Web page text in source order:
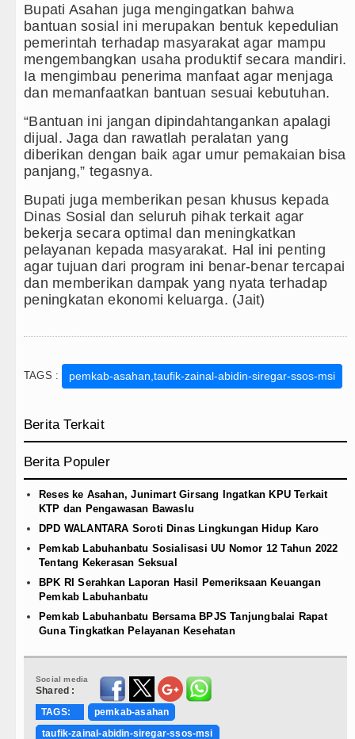
Bupati Asahan juga mengingatkan bahwa
bantuan sosial ini merupakan bentuk kepedulian
pemerintah terhadap masyarakat agar mampu
mengembangkan usaha produktif secara mandiri.
Ia mengimbau penerima manfaat agar menjaga
dan memanfaatkan bantuan sesuai kebutuhan.
“Bantuan ini jangan dipindahtangankan apalagi
dijual. Jaga dan rawatlah peralatan yang
diberikan dengan baik agar umur pemakaian bisa
panjang,” tegasnya.
Bupati juga memberikan pesan khusus kepada
Dinas Sosial dan seluruh pihak terkait agar
bekerja secara optimal dan meningkatkan
pelayanan kepada masyarakat. Hal ini penting
agar tujuan dari program ini benar-benar tercapai
dan memberikan dampak yang nyata terhadap
peningkatan ekonomi keluarga. (Jait)
TAGS : pemkab-asahan,taufik-zainal-abidin-siregar-ssos-msi
Berita Terkait
Berita Populer
Reses ke Asahan, Junimart Girsang Ingatkan KPU Terkait
KTP dan Pengawasan Bawaslu
DPD WALANTARA Soroti Dinas Lingkungan Hidup Karo
Pemkab Labuhanbatu Sosialisasi UU Nomor 12 Tahun 2022
Tentang Kekerasan Seksual
BPK RI Serahkan Laporan Hasil Pemeriksaan Keuangan
Pemkab Labuhanbatu
Pemkab Labuhanbatu Bersama BPJS Tanjungbalai Rapat
Guna Tingkatkan Pelayanan Kesehatan
Social media
Shared :
TAGS:
pemkab-asahan
taufik-zainal-abidin-siregar-ssos-msi